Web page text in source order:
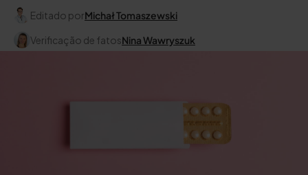
Editado porMichał Tomaszewski
Verificação de fatosNina Wawryszuk